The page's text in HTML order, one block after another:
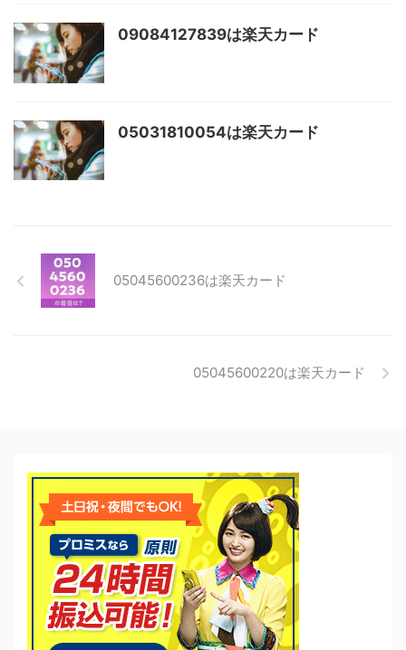
09084127839は楽天カード
05031810054は楽天カード
05045600236は楽天カード
05045600220は楽天カード